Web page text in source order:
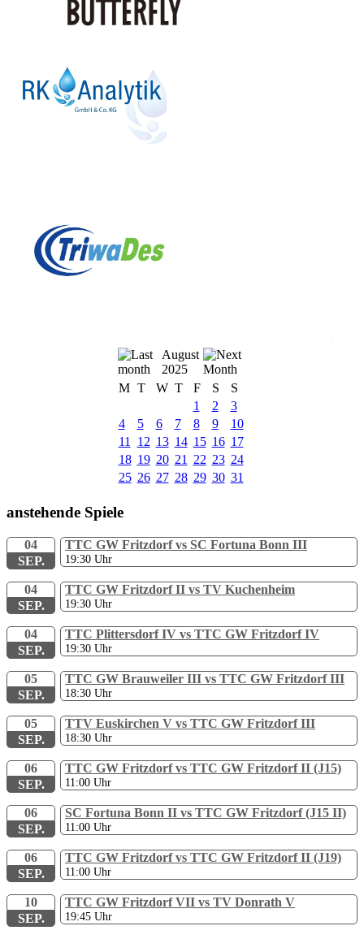
August
2025
M T W T F S
S
1
2
3
4
5 6 7 8 9
10
11
12 13 14 15 16 17
18 19 20 21 22 23 24
25 26 27 28 29 30 31
anstehende Spiele
04
SEP.
TTC GW Fritzdorf vs SC Fortuna Bonn III
19:30 Uhr
04
SEP.
TTC GW Fritzdorf II vs TV Kuchenheim
19:30 Uhr
04
SEP.
TTC Plittersdorf IV vs TTC GW Fritzdorf IV
19:30 Uhr
05
SEP.
TTC GW Brauweiler III vs TTC GW Fritzdorf III
18:30 Uhr
05
SEP.
TTV Euskirchen V vs TTC GW Fritzdorf III
18:30 Uhr
06
SEP.
TTC GW Fritzdorf vs TTC GW Fritzdorf II (J15)
11:00 Uhr
06
SEP.
SC Fortuna Bonn II vs TTC GW Fritzdorf (J15 II)
11:00 Uhr
06
SEP.
TTC GW Fritzdorf vs TTC GW Fritzdorf II (J19)
11:00 Uhr
10
SEP.
TTC GW Fritzdorf VII vs TV Donrath V
19:45 Uhr